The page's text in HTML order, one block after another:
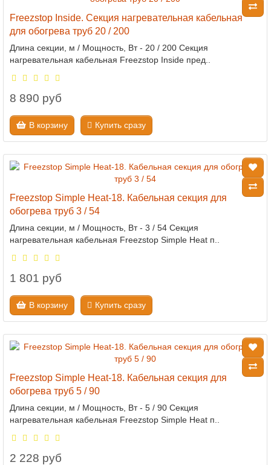
Freezstop Inside. Секция нагревательная кабельная
для обогрева труб 20 / 200
Длина секции, м / Мощность, Вт - 20 / 200 Секция
нагревательная кабельная Freezstop Inside пред..
8 890 руб
В корзину Купить сразу
Freezstop Simple Heat-18. Кабельная секция для
обогрева труб 3 / 54
Длина секции, м / Мощность, Вт - 3 / 54 Секция
нагревательная кабельная Freezstop Simple Heat п..
1 801 руб
В корзину Купить сразу
Freezstop Simple Heat-18. Кабельная секция для
обогрева труб 5 / 90
Длина секции, м / Мощность, Вт - 5 / 90 Секция
нагревательная кабельная Freezstop Simple Heat п..
2 228 руб